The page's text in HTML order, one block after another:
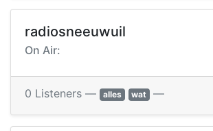
radiosneeuwuil
On Air:
0 Listeners — alles wat —